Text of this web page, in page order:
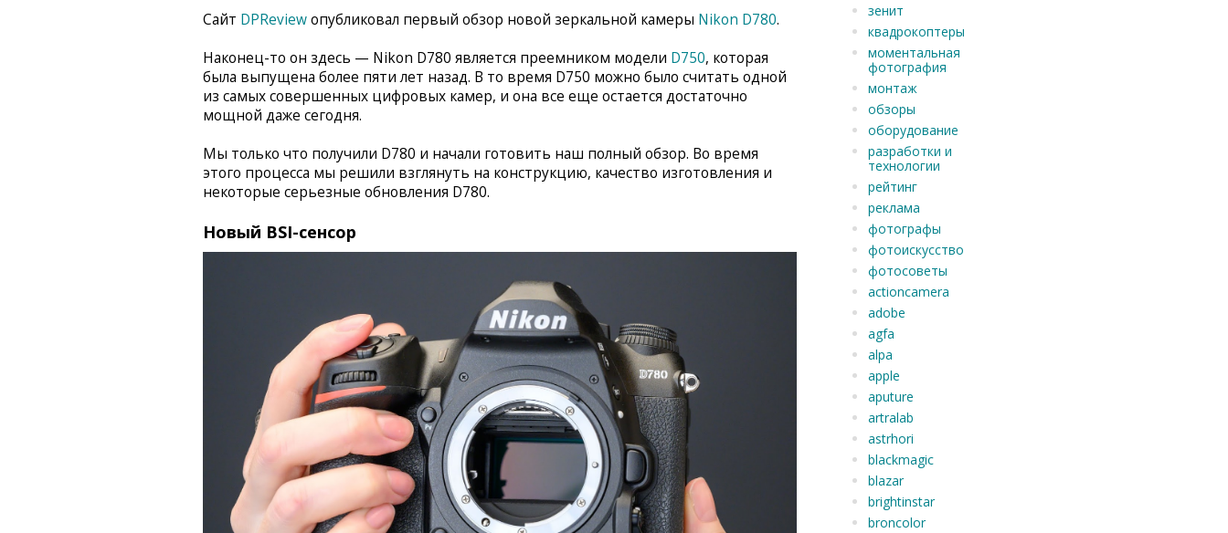
Сайт DPReviewопубликовал первый обзор новой зеркальной камеры Nikon D780.
Наконец-то он здесь — Nikon D780 является преемником модели D750, которая
была выпущена более пяти лет назад. В то время D750 можно было считать одной
из самых совершенных цифровых камер, и она все еще остается достаточно
мощной даже сегодня.
Мы только что получили D780 и начали готовить наш полный обзор. Во время
этого процесса мы решили взглянуть на конструкцию, качество изготовления и
некоторые серьезные обновления D780.
Новый BSI-сенсор
зенит
квадрокоптеры
моментальная
фотография
монтаж
обзоры
оборудование
разработки и
технологии
рейтинг
реклама
фотографы
фотоискусство
фотосоветы
actioncamera
adobe
agfa
alpa
apple
aputure
artralab
astrhori
blackmagic
blazar
brightinstar
broncolor